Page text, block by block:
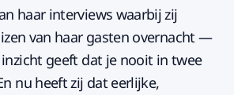
haar interviews waarbij zij
van haar gasten overnacht —
geeft dat je nooit in twee
nu heeft zij dat eerlijke,